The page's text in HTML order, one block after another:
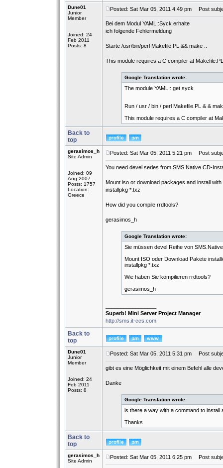
Dune01
Junior
Member
Joined: 24
Feb 2011
Posts: 8
Posted: Sat Mar 05, 2011 4:49 pm Post
Bei dem Modul YAML::Syck erhalte
ich folgende Fehlermeldung
Starte /usr/bin/perl Makefile.PL && make ..
This module requires a C compiler at
Google Translation wrote:
The module YAML:: get syck
Run / usr / bin / perl Makefile.PL & &
This module requires a C compiler at
Back to
top
gerasimos_h
Site Admin
Joined: 09
Aug 2007
Posts: 1757
Location:
Greece
Posted: Sat Mar 05, 2011 5:21 pm Post
You need devel series from SMS.Native.CD-
Mount iso or download packages and install with
installpkg *.txz
How did you compile rrdtools?
gerasimos_h
Google Translation wrote:
Sie müssen devel Reihe von
Mount ISO oder Download Pakete
installpkg *.txz
Wie haben Sie kompilieren rrdtools?
gerasimos_h
Superb! Mini Server Project Manager
http://sms.it-ccs.com
Back to
top
Dune01
Junior
Member
Joined: 24
Feb 2011
Posts: 8
Posted: Sat Mar 05, 2011 5:31 pm Post
gibt es eine Möglichkeit mit einem Befehl alle
Danke
Google Translation wrote:
is there a way with a command to install
Thanks
Back to
top
gerasimos_h
Site Admin
Posted: Sat Mar 05, 2011 6:25 pm Post